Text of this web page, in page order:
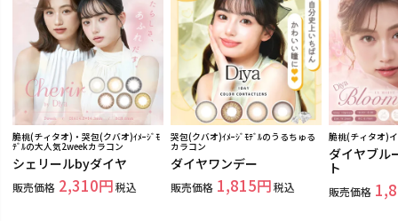
脆桃(チィタオ)・哭包(クバオ)ｲﾒｰｼﾞﾓ
ﾃﾞﾙの大人気2weekカラコン
シェリールbyダイヤ
販売価格 2,310 税込
哭包(クバオ)ｲﾒｰｼﾞﾓﾃﾞﾙのうるちゅる
カラコン
ダイヤワンデー
販売価格 1,815 税込
脆桃(チィタオ)
ダイヤブル
ト
販売価格